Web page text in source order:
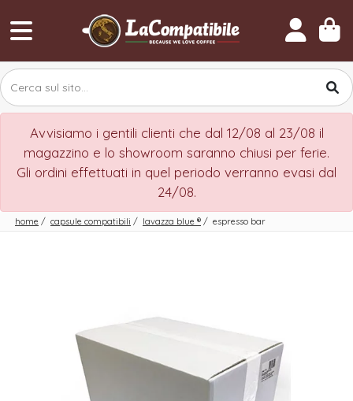
Avvisiamo i gentili clienti che dal 12/08 al 23/08 il
magazzino e lo showroom saranno chiusi per ferie.
Gli ordini effettuati in quel periodo verranno evasi dal
24/08.
home / capsule compatibili / lavazza blue ® / espresso bar